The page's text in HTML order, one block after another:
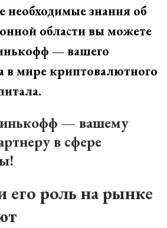
необходимые знания об
области вы можете
— вашего
в мире криптовалютного
— вашему
в сфере
роль на рынке